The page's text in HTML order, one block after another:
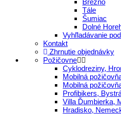
Tále
Šumiac
Dolné
Vyhľladávanie
Kontakt
Zhrnutie objednávky
Požičovne
Cyklodreziny,
Mobilná
Mobilná
Profibikers,
Villa Ďumbierka,
Hradisko,